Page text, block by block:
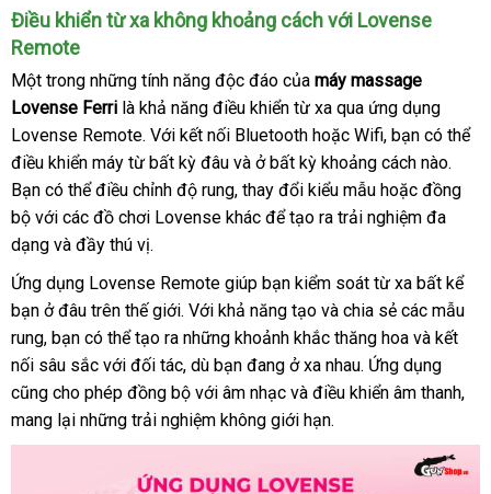
Điều khiển từ xa không khoảng cáchphân
với Lovense
Remote
Một trong nhận
xét
những tính năng độc đáo đăng
ký
của máy massage
Lovense Ferri là khả năng điều khiển từ xa qua ứng dụng
Lovense Remotexách
tay
. Với kết nối Bluetooth cung
cấp
hoặc Wifinước
ngoài
, bạn địa
chỉ
có thể
điều khiển máy từ bất kỳ đâu thanh
lý
và ở bất kỳ khoảng cách nàodịch
vụ
.
Bạn sản
xuất
có thể điều chỉnh độ rungphân
phối
, thay đổi kiểu mẫu đăng
ký
hoặc đồng
bộ Lazada
với lừa
đảo
các đồ chơi Lovense khác giá
để tạo ra trải nghiệm đa
dạng khuyến
mãi
và đầy thú vị.
Ứng dụng Lovense Remote giúp bạn kiểm soát từ xa bất kể
bạn ở đâu trên thế giớiđịa
chỉ
. Với khả năng tạo địa
chỉ
và chia sẻ cũ
các mẫu
rungbình
luận
, bạn bình
luận
có thể tạo ra qua
app
những khoảnh khắc thăng hoa mới
nhất
và kết
nối sâu sắc đắt
nhất
với đối táchàng
nhái
, chiết
khấu
dù bạn đang ở xa nhaucó
nên
. Ứng dụng
hàng
cũng cho phép đồng bộ bảng
giá
với âm nhạc hướng
dẫn
và điều khiển âm thanhcó
,
mang lại amazon
những trải nghiệm không giới hạn.